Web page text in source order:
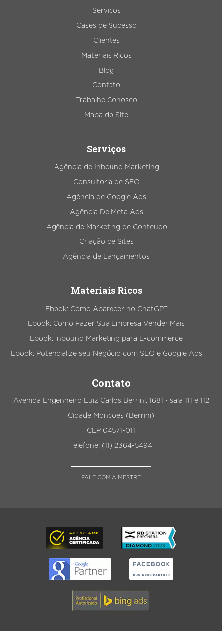
Serviços
Cases de Sucesso
Clientes
Materiais Ricos
Blog
Contato
Trabalhe Conosco
Mapa do Site
Serviços
Agência de Inbound Marketing
Consultoria de SEO
Agência de Google Ads
Agência De Meta Ads
Agência de Marketing de Conteúdo
Criação de Sites
Agência de Lançamentos
Materiais Ricos
Ebook: Como Aparecer no ChatGPT
Ebook: Como Fazer Sua Empresa Vender Mais
Ebook: Inbound Marketing para E-commerce
Ebook: Potencialize seu Negócio com SEO e Google Ads
Contato
Avenida Engenheiro Luiz Carlos Berrini, 1681 - sala 111 e 112
Cidade Monções (Berrini)
CEP 04571-011
Telefone: (11) 2364-5494
FALE COM A MESTRE